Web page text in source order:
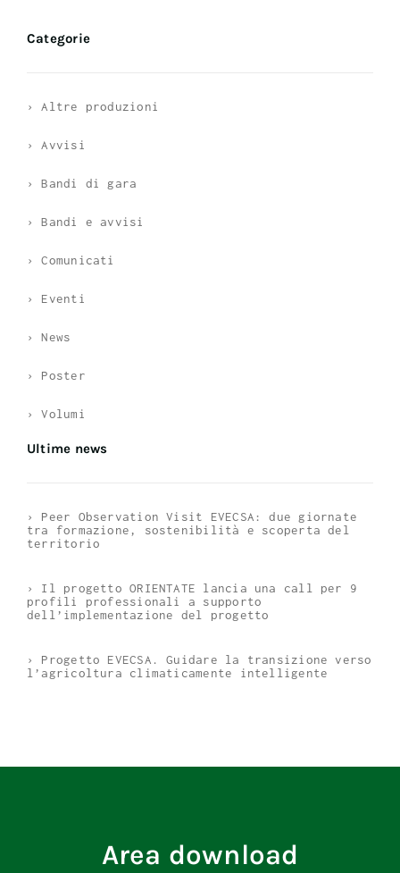
Categorie
› Altre produzioni
› Avvisi
› Bandi di gara
› Bandi e avvisi
› Comunicati
› Eventi
› News
› Poster
› Volumi
Ultime news
› Peer Observation Visit EVECSA: due giornate
tra formazione, sostenibilità e scoperta del
territorio
› Il progetto ORIENTATE lancia una call per 9
profili professionali a supporto
dell’implementazione del progetto
› Progetto EVECSA. Guidare la transizione verso
l’agricoltura climaticamente intelligente
Area download